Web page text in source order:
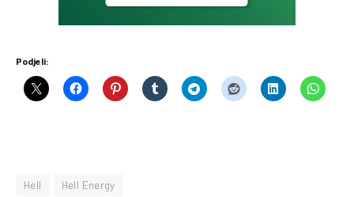
Podjeli:
Hell Hell Energy